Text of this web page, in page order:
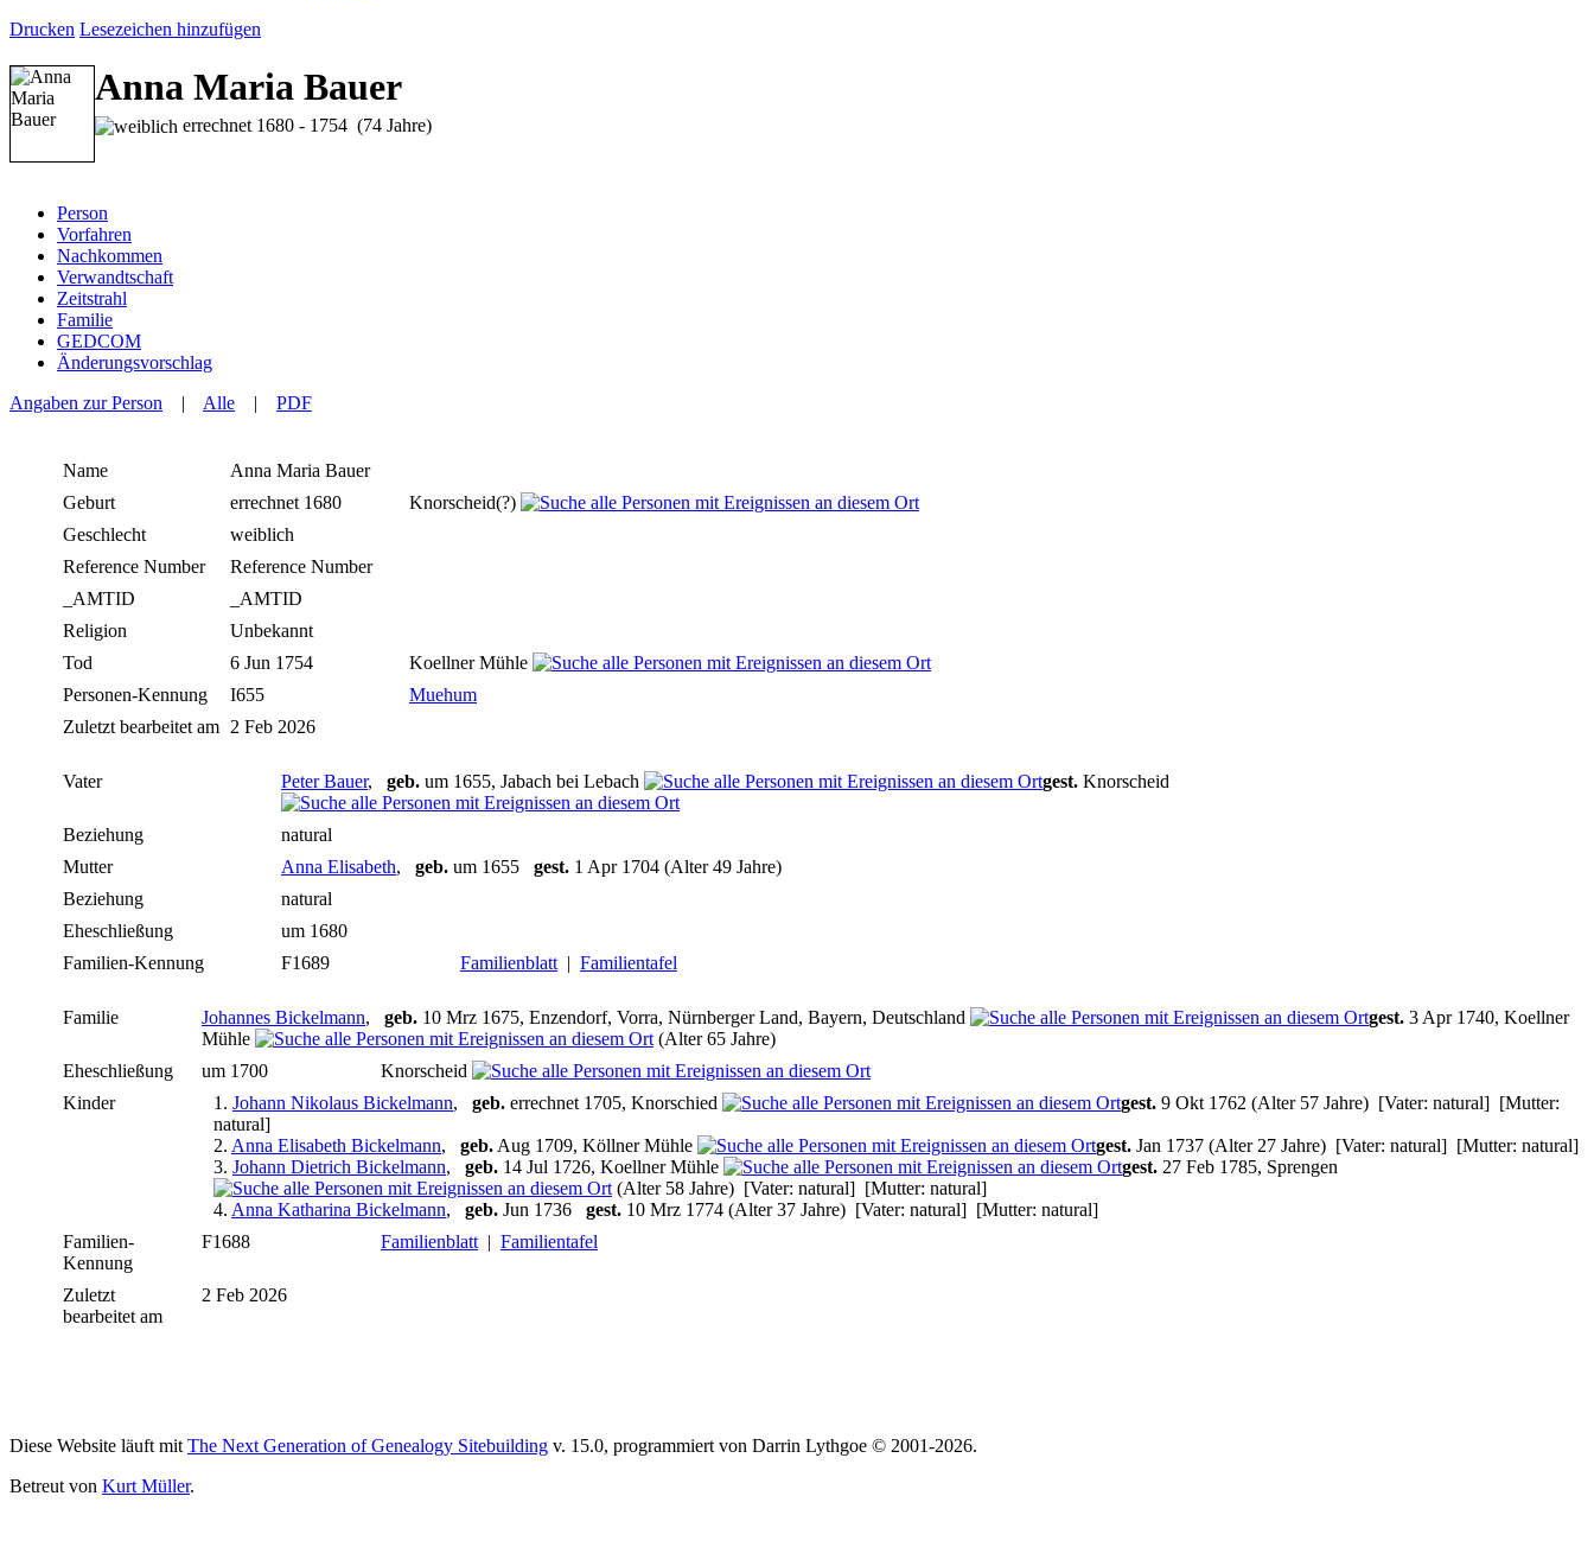
Drucken Lesezeichen hinzufügen
Anna Maria Bauer
errechnet 1680 - 1754 (74 Jahre)
Person
Vorfahren
Nachkommen
Verwandtschaft
Zeitstrahl
Familie
GEDCOM
Änderungsvorschlag
Angaben zur Person | Alle | PDF
Name Anna Maria Bauer
Geburt
errechnet 1680
Knorscheid(?)
Geschlecht
weiblich
Reference Number
Reference Number
_AMTID
_AMTID
Religion
Unbekannt
Tod
6 Jun 1754
Koellner Mühle
Personen-Kennung
I655
Muehum
Zuletzt bearbeitet am 2 Feb 2026
Vater Peter Bauer, geb. um 1655, Jabach bei Lebach gest. Knorscheid
Beziehung
natural
Mutter
Anna Elisabeth, geb. um 1655 gest. 1 Apr 1704 (Alter 49 Jahre)
Beziehung
natural
Eheschließung
um 1680
Familien-Kennung
F1689 Familienblatt | Familientafel
Familie Johannes Bickelmann, geb. 10 Mrz 1675, Enzendorf, Vorra, Nürnberger Land, Bayern, Deutschland gest. 3 Apr 1740, Koellner
Mühle
(Alter 65 Jahre)
Eheschließung
um 1700
Knorscheid
Kinder
1. Johann Nikolaus Bickelmann, geb. errechnet 1705, Knorschied gest. 9 Okt 1762 (Alter 57 Jahre) [Vater: natural] [Mutter:
natural]
2. Anna Elisabeth Bickelmann, geb. Aug 1709, Köllner Mühle gest. Jan 1737 (Alter 27 Jahre) [Vater: natural] [Mutter: natural]
3. Johann Dietrich Bickelmann, geb. 14 Jul 1726, Koellner Mühle gest. 27 Feb 1785, Sprengen
(Alter 58 Jahre) [Vater: natural] [Mutter: natural]
4. Anna Katharina Bickelmann, geb. Jun 1736 gest. 10 Mrz 1774 (Alter 37 Jahre) [Vater: natural] [Mutter: natural]
Familien-
Kennung
F1688 Familienblatt | Familientafel
Zuletzt
bearbeitet am
2 Feb 2026
Diese Website läuft mit The Next Generation of Genealogy Sitebuilding v. 15.0, programmiert von Darrin Lythgoe © 2001-2026.
Betreut von Kurt Müller.